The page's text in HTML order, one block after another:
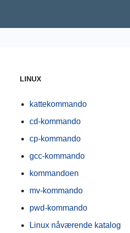
LINUX
kattekommando
cd-kommando
cp-kommando
gcc-kommando
kommandoen
mv-kommando
pwd-kommando
Linux nåværende katalog